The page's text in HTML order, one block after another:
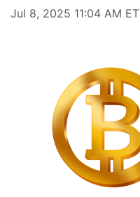
Jul 8, 2025 11:04 AM ET